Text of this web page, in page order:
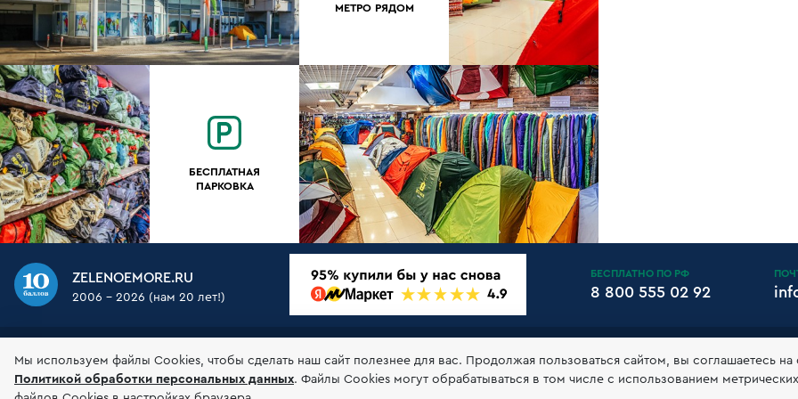
МЕТРО РЯДОМ
БЕСПЛАТНАЯ
ПАРКОВКА
ZELENOEMORE.RU
2006 - 2026 (нам 20 лет!)
БЕСПЛАТНО ПО РФ
8 800 555 02 92
О НАС МАГАЗИН ДОСТАВКА ОПЛАТА ГАРАНТИИ И ВОЗВРАТ КЛУБ 10БАЛЛОВ КОНТАКТЫ
© 2006-2026 Зеленоеморе
Мы используем файлы Сookies, чтобы сделать наш сайт полезнее для вас. Продолжая пользоваться сайтом, вы соглашаетесь
Политикой обработки персональных данных. Файлы Cookies могут обрабатываться в том числе с использованием